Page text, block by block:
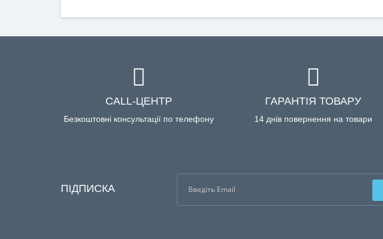
CALL-ЦЕНТР
Безкоштовні консультації по телефону
ГАРАНТІЯ ТОВАРУ
14 днів повернення на товари
ПІДПИСКА